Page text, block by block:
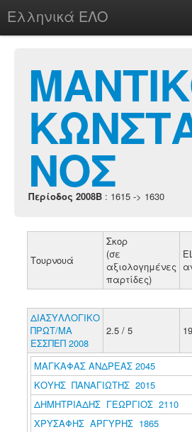
Ελληνικά ΕΛΟ
chesstu.be @ discord
LoginΝΟΣ
Περίοδος 2008B : 1615 -> 1630
Τουρνουά
Σκορ
(σε
αξιολογημένες
παρτίδες)
ΔΙΑΣΥΛΛΟΓΙΚΟ
ΠΡΩΤ/ΜΑ
ΕΣΣΠΕΠ 2008
2.5 / 5
ΜΑΓΚΑΦΑΣ ΑΝΔΡΕΑΣ 2045
ΚΟΥΗΣ ΠΑΝΑΓΙΩΤΗΣ 2015
ΔΗΜΗΤΡΙΑΔΗΣ ΓΕΩΡΓΙΟΣ 2110
ΧΡΥΣΑΦΗΣ ΑΡΓΥΡΗΣ 1865